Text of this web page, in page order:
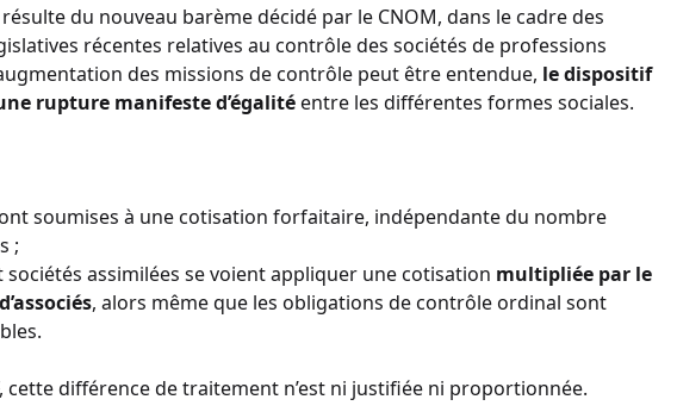
du nouveau barème décidé par le CNOM, dans le cadre des
récentes relatives au contrôle des sociétés de professions
des missions de contrôle peut être entendue, le dispositif
rupture manifeste d’égalitéentre les différentes formes sociales.
soumises à une cotisation forfaitaire, indépendante du nombre
;
sociétés assimilées se voient appliquer une cotisation multipliée par le
, alors même que les obligations de contrôle ordinal sont
cette différence de traitement n’est ni justifiée ni proportionnée.